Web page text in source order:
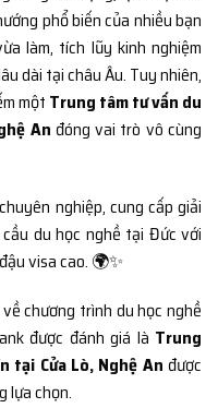
phổ biến của nhiều bạn
làm, tích lũy kinh nghiệm
dài tại châu Âu. Tuy nhiên,
mộtTrung tâm tư vấn du
An đóng vai trò vô cùng
nghiệp, cung cấp giải
du học nghề tại Đức với
visa cao. 🌍✨
chương trình du học nghề
được đánh giá là Trung
tại Cửa Lò, Nghệ An được
lựa chọn.